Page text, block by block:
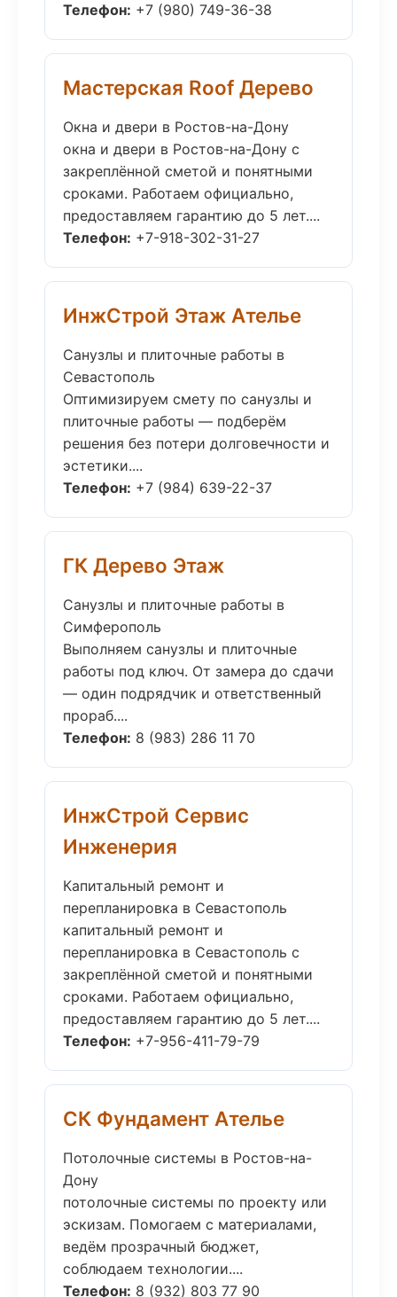
Телефон: +7 (980) 749-36-38
Мастерская Roof Дерево
Окна и двери в Ростов-на-Дону
окна и двери в Ростов-на-Дону с
закреплённой сметой и понятными
сроками. Работаем официально,
предоставляем гарантию до 5 лет....
Телефон: +7-918-302-31-27
ИнжСтрой Этаж Ателье
Санузлы и плиточные работы в
Севастополь
Оптимизируем смету по санузлы и
плиточные работы — подберём
решения без потери долговечности и
эстетики....
Телефон: +7 (984) 639-22-37
ГК Дерево Этаж
Санузлы и плиточные работы в
Симферополь
Выполняем санузлы и плиточные
работы под ключ. От замера до сдачи
— один подрядчик и ответственный
прораб....
Телефон: 8 (983) 286 11 70
ИнжСтрой Сервис
Инженерия
Капитальный ремонт и
перепланировка в Севастополь
капитальный ремонт и
перепланировка в Севастополь с
закреплённой сметой и понятными
сроками. Работаем официально,
предоставляем гарантию до 5 лет....
Телефон: +7-956-411-79-79
СК Фундамент Ателье
Потолочные системы в Ростов-на-
Дону
потолочные системы по проекту или
эскизам. Помогаем с материалами,
ведём прозрачный бюджет,
соблюдаем технологии....
Телефон: 8 (932) 803 77 90